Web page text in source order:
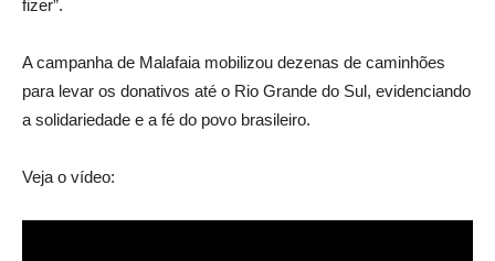
fizer”.
A campanha de Malafaia mobilizou dezenas de caminhões
para levar os donativos até o Rio Grande do Sul, evidenciando
a solidariedade e a fé do povo brasileiro.
Veja o vídeo: